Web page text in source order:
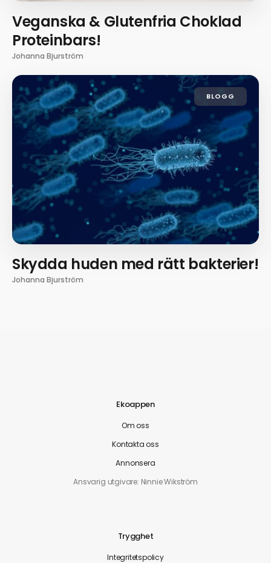
Veganska & Glutenfria Choklad
Proteinbars!
Johanna Bjurström
BLOGG
Skydda huden med rätt bakterier!
Johanna Bjurström
Ekoappen
Om oss
Kontakta oss
Annonsera
Ansvarig utgivare: Ninnie Wikström
Trygghet
Integritetspolicy